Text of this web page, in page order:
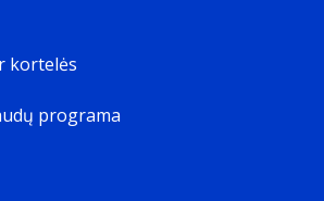
kortelės
programa